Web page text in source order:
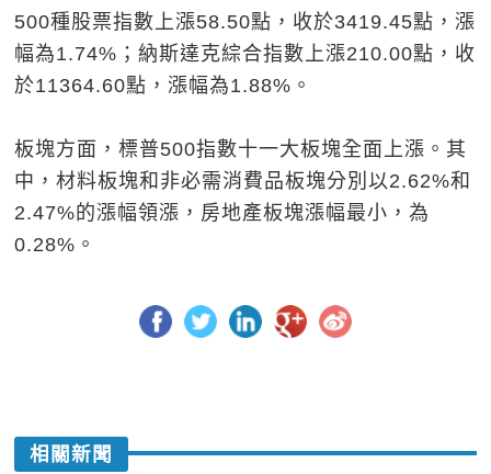
500種股票指數上漲58.50點，收於3419.45點，漲
幅為1.74%；納斯達克綜合指數上漲210.00點，收
於11364.60點，漲幅為1.88%。
板塊方面，標普500指數十一大板塊全面上漲。其
中，材料板塊和非必需消費品板塊分別以2.62%和
2.47%的漲幅領漲，房地產板塊漲幅最小，為
0.28%。
相關新聞